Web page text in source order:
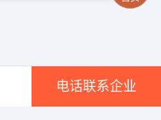
电话联系企业